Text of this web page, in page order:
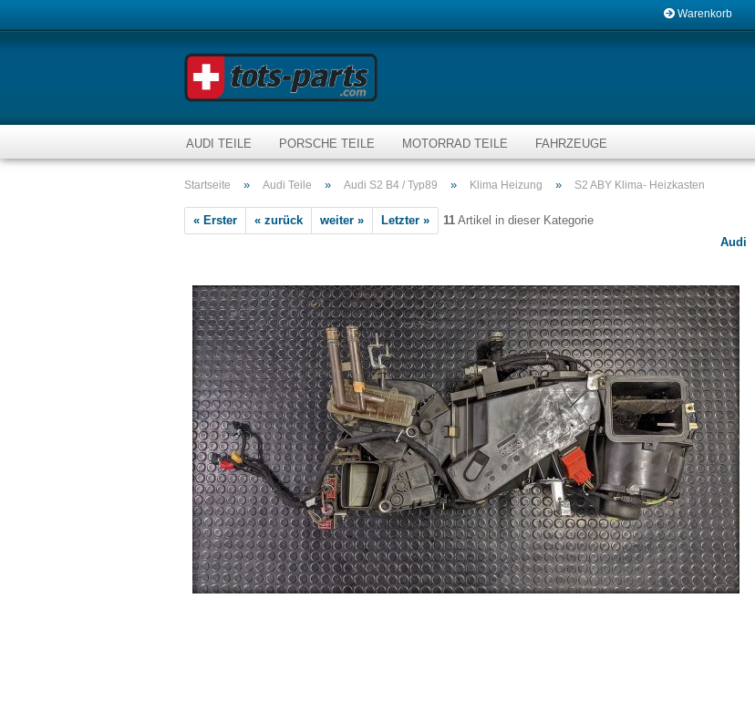
Warenkorb
AUDI TEILE PORSCHE TEILE MOTORRAD TEILE FAHRZEUGE
Startseite » Audi Teile » Audi S2 B4 / Typ89 » Klima Heizung » S2 ABY Klima- Heizkasten
« Erster « zurück weiter » Letzter » 11 Artikel in dieser Kategorie
Audi